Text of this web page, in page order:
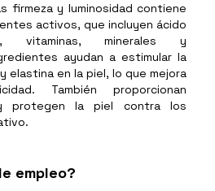
firmeza y luminosidad contiene
activos, que incluyen ácido
vitaminas, minerales y
ayudan a estimular la
elastina en la piel, lo que mejora
También proporcionan
protegen la piel contra los
empleo?